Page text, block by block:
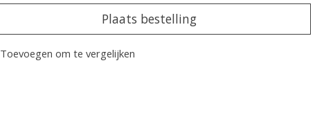
Plaats bestelling
Toevoegen om te vergelijken